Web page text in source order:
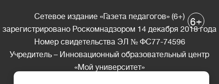
Сетевое издание «Газета педагогов» (6+)
зарегистрировано Роскомнадзором 14 декабря 2018 года
Номер свидетельства ЭЛ № ФС77-74596
Учредитель – Инновационный образовательный центр
«Мой университет»
6+